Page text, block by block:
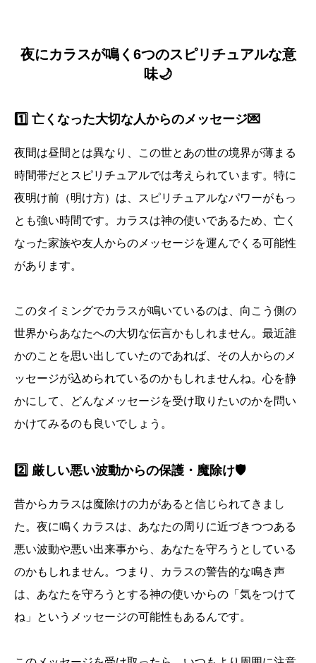
夜にカラスが鳴く6つのスピリチュアルな意
味🌙
1️⃣ 亡くなった大切な人からのメッセージ💌
夜間は昼間とは異なり、この世とあの世の境界が薄まる
時間帯だとスピリチュアルでは考えられています。特に
夜明け前（明け方）は、スピリチュアルなパワーがもっ
とも強い時間です。カラスは神の使いであるため、亡く
なった家族や友人からのメッセージを運んでくる可能性
があります。
このタイミングでカラスが鳴いているのは、向こう側の
世界からあなたへの大切な伝言かもしれません。最近誰
かのことを思い出していたのであれば、その人からのメ
ッセージが込められているのかもしれませんね。心を静
かにして、どんなメッセージを受け取りたいのかを問い
かけてみるのも良いでしょう。
2️⃣ 厳しい悪い波動からの保護・魔除け🛡️
昔からカラスは魔除けの力があると信じられてきまし
た。夜に鳴くカラスは、あなたの周りに近づきつつある
悪い波動や悪い出来事から、あなたを守ろうとしている
のかもしれません。つまり、カラスの警告的な鳴き声
は、あなたを守ろうとする神の使いからの「気をつけて
ね」というメッセージの可能性もあるんです。